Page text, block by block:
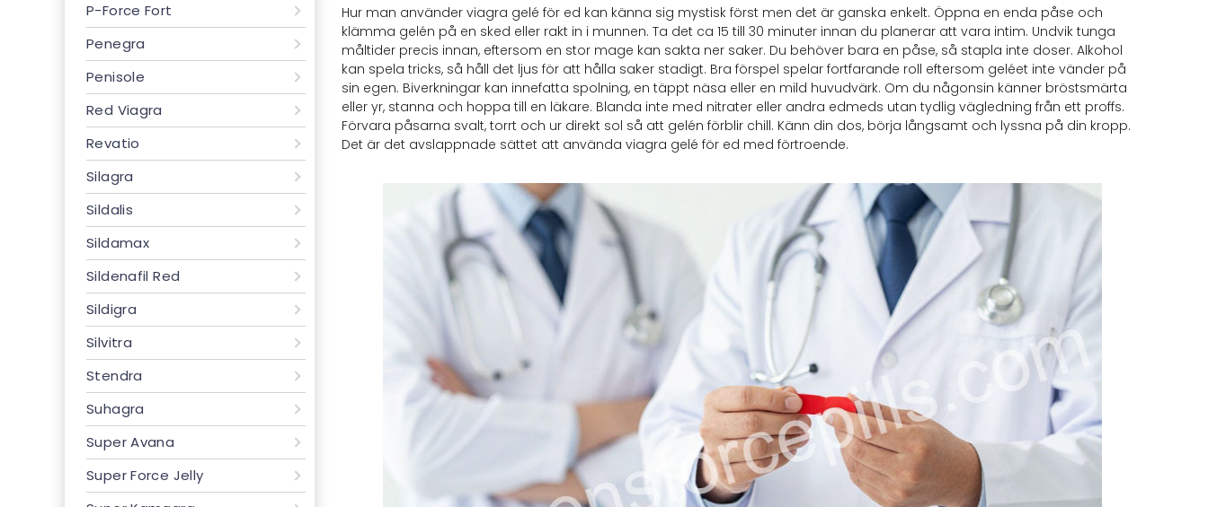
P-Force Fort
Penegra
Penisole
Red Viagra
Revatio
Silagra
Sildalis
Sildamax
Sildenafil Red
Sildigra
Silvitra
Stendra
Suhagra
Super Avana
Super Force Jelly
Hur man använder viagra gelé för ed kan känna sig mystisk först men det är ganska enkelt. Öppna en enda påse och
klämma gelén på en sked eller rakt in i munnen. Ta det ca 15 till 30 minuter innan du planerar att vara intim. Undvik tunga
måltider precis innan, eftersom en stor mage kan sakta ner saker. Du behöver bara en påse, så stapla inte doser. Alkohol
kan spela tricks, så håll det ljus för att hålla saker stadigt. Bra förspel spelar fortfarande roll eftersom geléet inte vänder på
sin egen. Biverkningar kan innefatta spolning, en täppt näsa eller en mild huvudvärk. Om du någonsin känner bröstsmärta
eller yr, stanna och hoppa till en läkare. Blanda inte med nitrater eller andra edmeds utan tydlig vägledning från ett proffs.
Förvara påsarna svalt, torrt och ur direkt sol så att gelén förblir chill. Känn din dos, börja långsamt och lyssna på din kropp.
Det är det avslappnade sättet att använda viagra gelé för ed med förtroende.